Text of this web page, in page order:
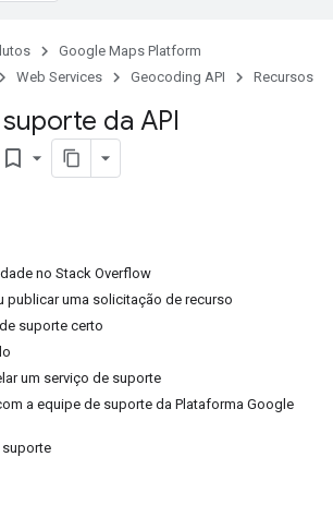
Google Maps Platform
Web Services Geocoding API Recursos
da API
bookmark_border
no Stack Overflow
publicar uma solicitação de recurso
suporte certo
um serviço de suporte
a equipe de suporte da Plataforma Google
suporte